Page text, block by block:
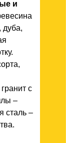
и
дуба,
с
–
сталь –